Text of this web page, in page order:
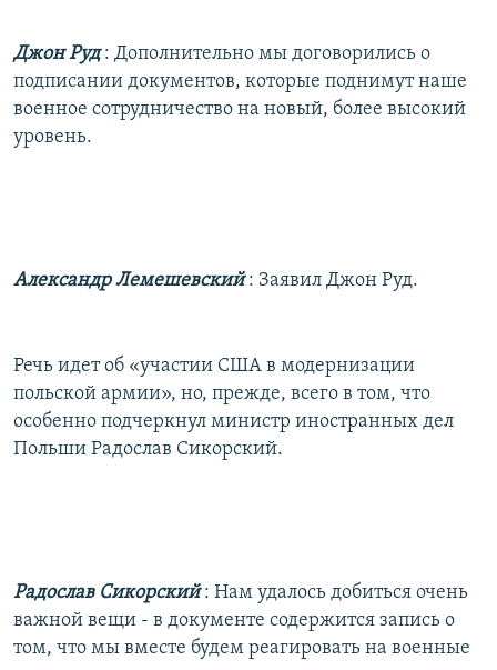
Джон Руд: Дополнительно мы договорились о
подписании документов, которые поднимут наше
военное сотрудничество на новый, более высокий
уровень.
Александр Лемешевский: Заявил Джон Руд.
Речь идет об «участии США в модернизации
польской армии», но, прежде, всего в том, что
особенно подчеркнул министр иностранных дел
Польши Радослав Сикорский.
Радослав Сикорский: Нам удалось добиться очень
важной вещи - в документе содержится запись о
том, что мы вместе будем реагировать на военные